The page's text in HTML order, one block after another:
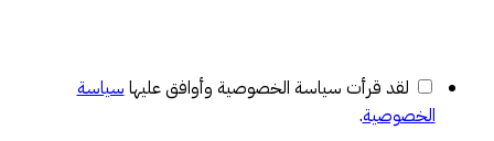
لقد قرأت سياسة الخصوصية وأوافق عليها سياسة
الخصوصية.